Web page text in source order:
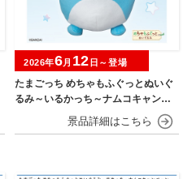
たまごっち めちゃもふぐっとぬいぐ
るみ～いるかっち～ナムコキャンペ
2026年6月 12 日～登場